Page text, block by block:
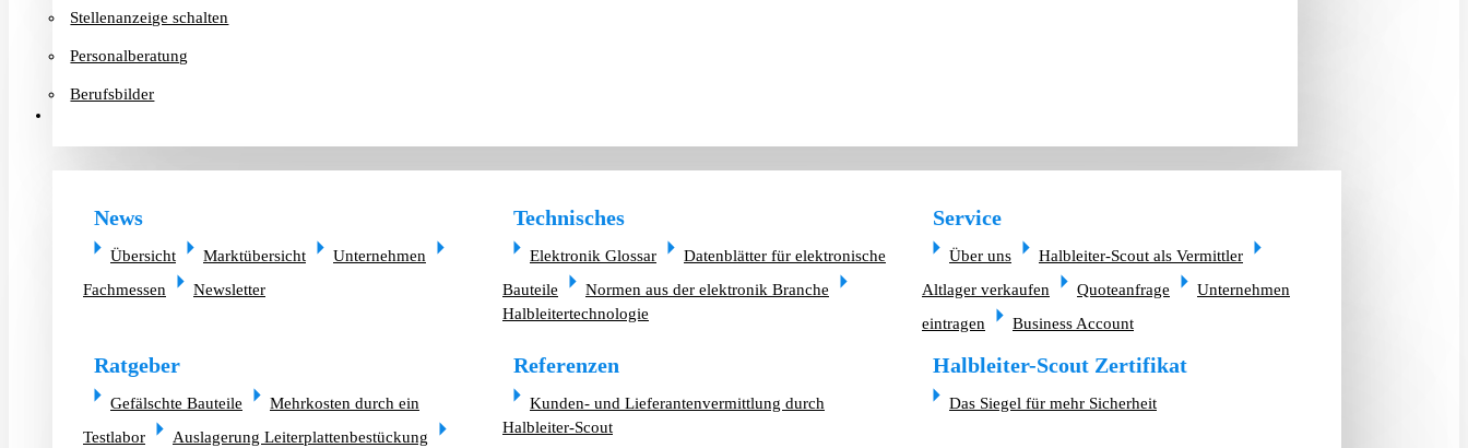
Stellenanzeige schalten
Personalberatung
Berufsbilder
News
Übersicht Marktübersicht
Unternehmen
Fachmessen
Newsletter
Technisches
Elektronik Glossar
Datenblätter für elektronische
Bauteile
Normen aus der elektronik Branche
Halbleitertechnologie
Service
Über uns
Halbleiter-Scout als Vermittler
Altlager verkaufen
Quoteanfrage
Unternehmen
eintragen
Business Account
Ratgeber
Gefälschte Bauteile
Mehrkosten durch ein
Testlabor
Auslagerung Leiterplattenbestückung
Referenzen
Kunden- und Lieferantenvermittlung durch
Halbleiter-Scout
Halbleiter-Scout Zertifikat
Das Siegel für mehr Sicherheit